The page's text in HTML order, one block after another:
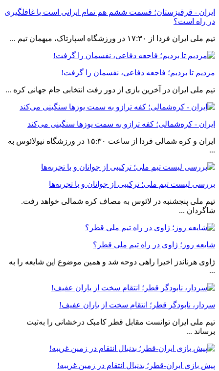
ایران - قرقیزستان؛ قسمت ششم هم تمام ایرانی است یا غافلگیری
در راه است؟
تیم ملی ایران فردا از ١٧:٣٠ در ورزشگاه اسپارتاک، میهمان تیم ...
مردیم تا بردیم؛ فاجعه دفاعی، نفسمان را گرفت!
تیم ملی ایران در آخرین بازی از دور رفت انتخابی جام جهانی کره ...
ایران - کره‌شمالی؛ کفه ترازو به سمت یوزها سنگینی می‌کند
ایران و کره شمالی فردا از ساعت ١۵:٣٠ در ورزشگاه نیولائوس به
...
بررسی لیست تیم ملی؛ ترکیبی از جوانان و با تجربه‌ها
تیم ملی پنجشنبه در لائوس به مصاف کره شمالی خواهد رفت.
شاگردان ...
شایعه روز؛ ژاوی در راه تیم ملی قطر؟
ژاوی هرناندز اخیرا راهی دوحه شد و همین موضوع این شایعه را به
...
سردار، نابودگر قطر؛ انتقام سخت از یاران عفیف!
تیم ملی ایران توانست مقابل قطر کامبک درخشانی را به‌ثبت
برساند ...
پیش بازی ایران-قطر؛ بدنبال انتقام در زمین غریبه!